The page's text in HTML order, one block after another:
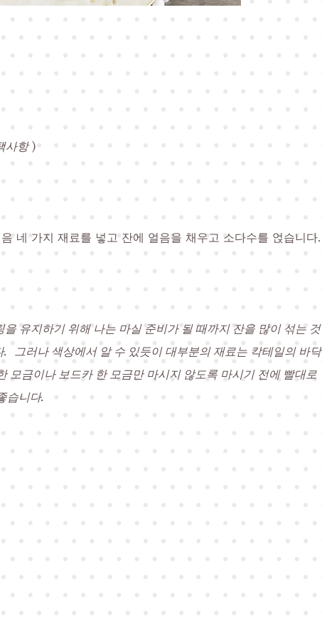
사항)
네 가지 재료를 넣고 잔에 얼음을 채우고 소다수를 얹습니다.
을 유지하기 위해 나는 마실 준비가 될 때까지 잔을 많이 섞는 것
.
그러나 색상에서 알 수 있듯이 대부분의 재료는 칵테일의 바닥
모금이나 보드카 한 모금만 마시지 않도록 마시기 전에 빨대로
습니다.